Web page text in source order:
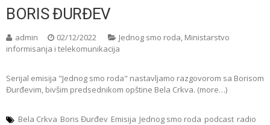
BORIS ĐURĐEV
admin 02/12/2022 Jednog smo roda, Ministarstvo
informisanja i telekomunikacija
Serijal emisija "Jednog smo roda" nastavljamo razgovorom sa Borisom
Đurđevim, bivšim predsednikom opštine Bela Crkva. (more…)
Bela Crkva Boris Đurđev Emisija Jednog smo roda podcast radio